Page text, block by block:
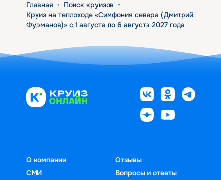
Главная • Поиск круизов •
Круиз на теплоходе «Симфония севера (Дмитрий
Фурманов)» с 1 августа по 6 августа 2027 года
О компании
СМИ
Отзывы
Вопросы и ответы